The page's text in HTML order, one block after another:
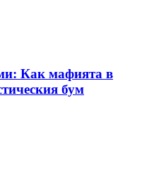
Как мафията в
бум